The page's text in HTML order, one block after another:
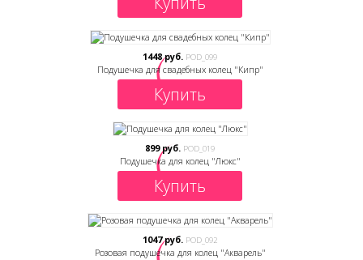
1448 руб. POD_099
Подушечка для свадебных колец "Кипр"
Купить
899 руб. POD_019
Подушечка для колец "Люкс"
Купить
1047 руб. POD_092
Розовая подушечка для колец "Акварель"